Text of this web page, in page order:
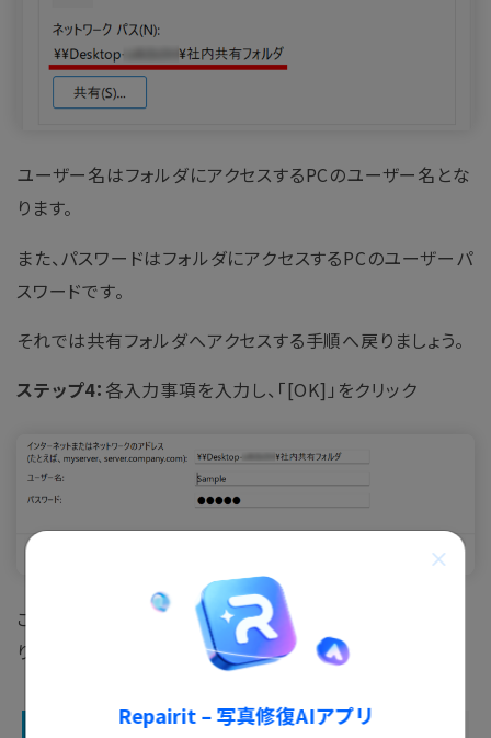
Repairit – 写真修復AIアプリ
ユーザー名はフォルダにアクセスするPCのユーザー名とな
ります。
また、パスワードはフォルダにアクセスするPCのユーザーパ
スワードです。
それでは共有フォルダへアクセスする手順へ戻りましょう。
ステップ4： 各入力事項を入力し、「[OK]」をクリック
これで他のPCから共有フォルダへアクセスできるようにな
りました。